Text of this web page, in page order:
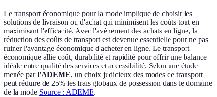
Le transport économique pour la mode implique de choisir les
solutions de livraison ou d'achat qui minimisent les coûts tout en
maximisant l'efficacité. Avec l'avènement des achats en ligne, la
réduction des coûts de transport est devenue essentielle pour ne pas
ruiner l'avantage économique d'acheter en ligne. Le transport
économique allie coût, durabilité et rapidité pour offrir une balance
idéale entre qualité des services et accessibilité. Selon une étude
menée parl'ADEME, un choix judicieux des modes de transport
peut réduire de 25% les frais globaux de possession dans le domaine
de la mode Source : ADEME.